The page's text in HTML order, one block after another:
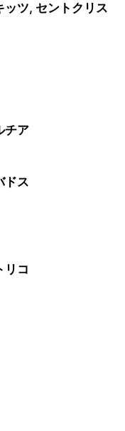
ツ, セントクリス
チア
ドス
リコ